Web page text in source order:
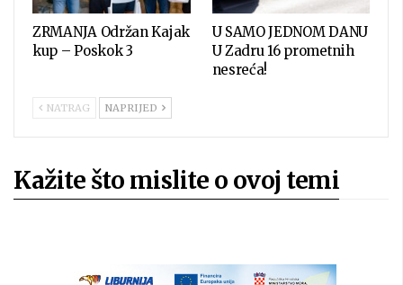
ZRMANJA Održan Kajak
kup – Poskok 3
U SAMO JEDNOM DANU
U Zadru 16 prometnih
nesreća!
NATRAG NAPRIJED
Kažite što mislite o ovoj temi